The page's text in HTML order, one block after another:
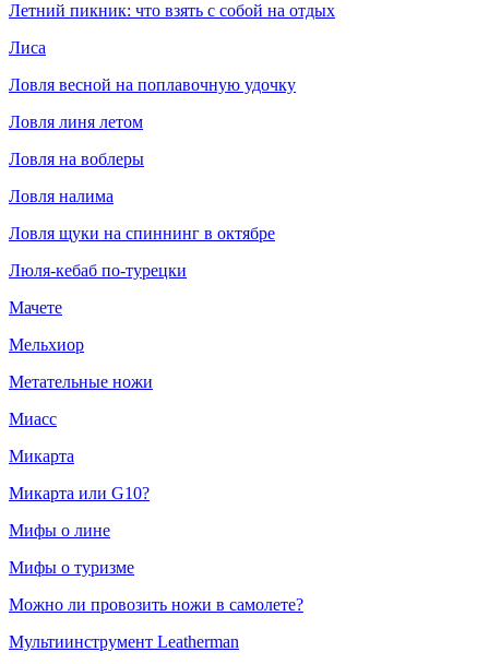
Летний пикник: что взять с собой на отдых
Лиса
Ловля весной на поплавочную удочку
Ловля линя летом
Ловля на воблеры
Ловля налима
Ловля щуки на спиннинг в октябре
Люля-кебаб по-турецки
Мачете
Мельхиор
Метательные ножи
Миасс
Микарта
Микарта или G10?
Мифы о лине
Мифы о туризме
Можно ли провозить ножи в самолете?
Мультиинструмент Leatherman